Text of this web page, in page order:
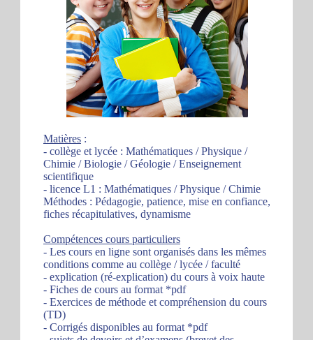
Matières :
- collège et lycée : Mathématiques / Physique /
Chimie / Biologie / Géologie / Enseignement
scientifique
- licence L1 : Mathématiques / Physique / Chimie
Méthodes : Pédagogie, patience, mise en confiance,
fiches récapitulatives, dynamisme
Compétences cours particuliers
- Les cours en ligne sont organisés dans les mêmes
conditions comme au collège / lycée / faculté
- explication (ré-explication) du cours à voix haute
- Fiches de cours au format *pdf
- Exercices de méthode et compréhension du cours
(TD)
- Corrigés disponibles au format *pdf